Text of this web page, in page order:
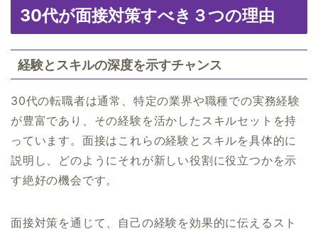
30代が面接対策すべき３つの理由
経験とスキルの深度を示すチャンス
30代の転職者は通常、特定の業界や職種での実務経験
が豊富であり、その経験を活かしたスキルセットを持
っています。面接はこれらの経験とスキルを具体的に
説明し、どのようにそれが新しい役割に役立つかを示
す絶好の機会です。
面接対策を通じて、自己の経験を効果的に伝えるスト